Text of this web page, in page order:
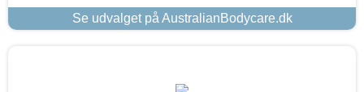
Se udvalget på AustralianBodycare.dk